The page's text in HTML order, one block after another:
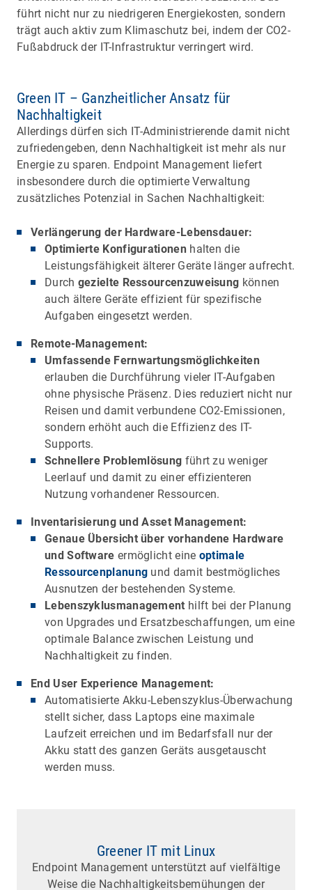
führt nicht nur zu niedrigeren Energiekosten, sondern
trägt auch aktiv zum Klimaschutz bei, indem der CO2-
Fußabdruck der IT-Infrastruktur verringert wird.
Green IT – Ganzheitlicher Ansatz für
Nachhaltigkeit
Allerdings dürfen sich IT-Administrierende damit nicht
zufriedengeben, denn Nachhaltigkeit ist mehr als nur
Energie zu sparen. Endpoint Management liefert
insbesondere durch die optimierte Verwaltung
zusätzliches Potenzial in Sachen Nachhaltigkeit:
Verlängerung der Hardware-Lebensdauer:
Optimierte Konfigurationen halten die
Leistungsfähigkeit älterer Geräte länger aufrecht.
Durch gezielte Ressourcenzuweisung können
auch ältere Geräte effizient für spezifische
Aufgaben eingesetzt werden.
Remote-Management:
Umfassende Fernwartungsmöglichkeiten
erlauben die Durchführung vieler IT-Aufgaben
ohne physische Präsenz. Dies reduziert nicht nur
Reisen und damit verbundene CO2-Emissionen,
sondern erhöht auch die Effizienz des IT-
Supports.
Schnellere Problemlösung führt zu weniger
Leerlauf und damit zu einer effizienteren
Nutzung vorhandener Ressourcen.
Inventarisierung und Asset Management:
Genaue Übersicht über vorhandene Hardware
und Software ermöglicht eine optimale
Ressourcenplanung und damit bestmögliches
Ausnutzen der bestehenden Systeme.
Lebenszyklusmanagement hilft bei der Planung
von Upgrades und Ersatzbeschaffungen, um eine
optimale Balance zwischen Leistung und
Nachhaltigkeit zu finden.
End User Experience Management:
Automatisierte Akku-Lebenszyklus-Überwachung
stellt sicher, dass Laptops eine maximale
Laufzeit erreichen und im Bedarfsfall nur der
Akku statt des ganzen Geräts ausgetauscht
werden muss.
Greener IT mit Linux
Endpoint Management unterstützt auf vielfältige
Weise die Nachhaltigkeitsbemühungen der